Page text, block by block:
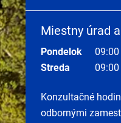
Miestny úrad
Pondelok 09:00
Streda
09:00
Konzultačné
odbornými